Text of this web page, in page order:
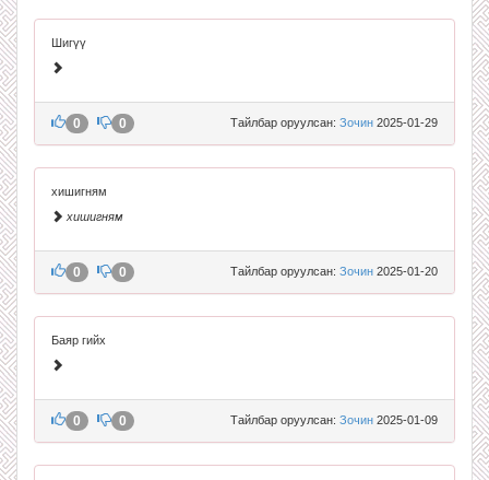
Шигүү
Тайлбар оруулсан: Зочин 2025-01-29
0 0
хишигням
хишигням
Тайлбар оруулсан: Зочин 2025-01-20
0 0
Баяр гийх
Тайлбар оруулсан: Зочин 2025-01-09
0 0